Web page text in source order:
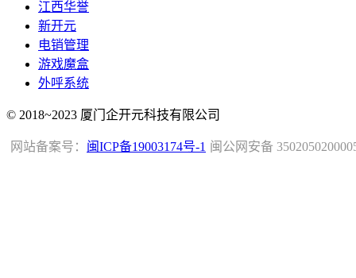
江西华誉
新开元
电销管理
游戏魔盒
外呼系统
© 2018~2023 厦门企开元科技有限公司
闽公网安备
网站备案号： 闽ICP备19003174号-1